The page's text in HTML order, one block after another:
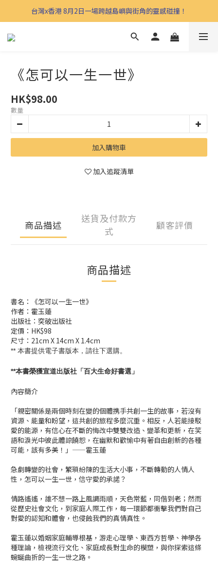
台灣x香港 8月2日一場跨越島嶼與街角的靈感碰撞！
《怎可以一生一世》
HK$98.00
數量
加入購物車
加入追蹤清單
商品描述
送貨及付款方
式
顧客評價
商品描述
書名：《怎可以一生一世》
作者：霍玉蓮
出版社：突破出版社
定價：HK$98
尺寸：21cm X 14cm X 1.4cm
** 本書提供電子書版本，請往下選購。
**本書榮獲宣道出版社「百大生命好書選」
內容簡介
「親密關係是兩個時刻在變的個體携手共創一生的故事，若沒有
資源、能量和盼望，這共創的旅程多麼沉重。相反，人若能接駁
愛的能源，有信心在不斷的悔改中雙雙改造、變革和更新，在笑
語和淚光中彼此體諒饒恕，在幽默和歡愉中有著自由創新的各種
可能，該有多美！」——霍玉蓮
急劇轉變的社會，繁瑣紛陳的生活大小事，不斷轉動的人情人
性，怎可以一生一世，信守愛的承諾？
情路遙遙，誰不想一路上風調雨順，天色常藍，同偕到老；然而
從歷史社會文化，到家庭人際工作，每一環節都衝擊我們對自己
對愛的認知和體會，也侵蝕我們的真情真性。
霍玉蓮以婚姻家庭輔導根基，游走心理學、東西方哲學、神學各
種理論，檢視流行文化、家庭成長對生命的模塑，與你探索這條
蜿蜒曲折的一生一世之路。